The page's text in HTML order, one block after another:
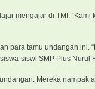
mengajar di TMI. “Kami
para tamu undangan ini.
siswi SMP Plus Nurul
Mereka nampak